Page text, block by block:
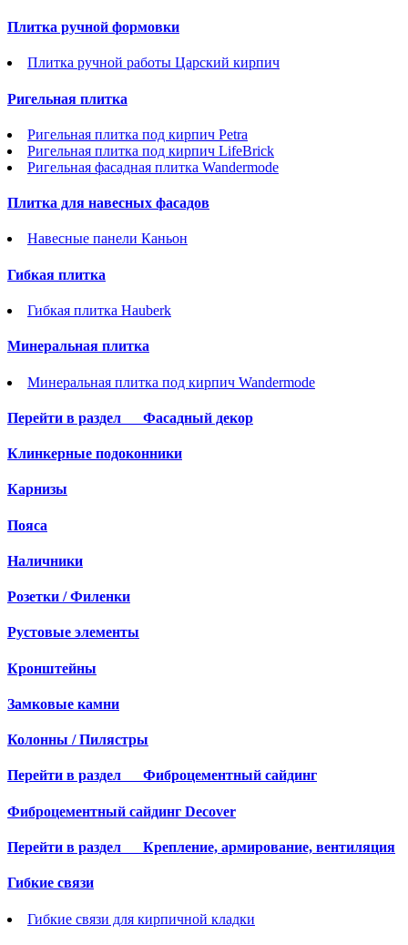
Плитка ручной формовки
Плитка ручной работы Царский кирпич
Ригельная плитка
Ригельная плитка под кирпич Petra
Ригельная плитка под кирпич LifeBrick
Ригельная фасадная плитка Wandermode
Плитка для навесных фасадов
Навесные панели Каньон
Гибкая плитка
Гибкая плитка Hauberk
Минеральная плитка
Минеральная плитка под кирпич Wandermode
Перейти в раздел Фасадный декор
Клинкерные подоконники
Карнизы
Пояса
Наличники
Розетки / Филенки
Рустовые элементы
Кронштейны
Замковые камни
Колонны / Пилястры
Перейти в раздел Фиброцементный сайдинг
Фиброцементный сайдинг Decover
Перейти в раздел Крепление, армирование, вентиляция
Гибкие связи
Гибкие связи для кирпичной кладки